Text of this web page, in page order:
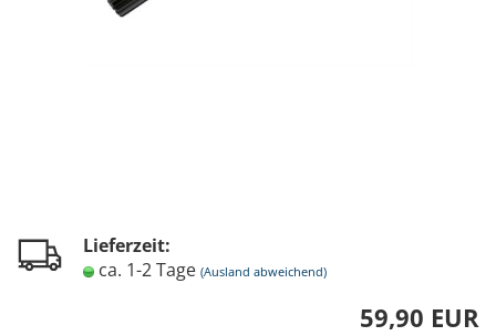
Lieferzeit:
ca. 1-2 Tage (Ausland abweichend)
59,90 EUR